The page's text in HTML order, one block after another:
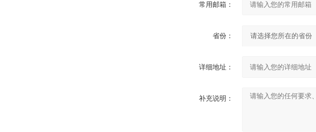
常用邮箱：
省份：
详细地址：
补充说明：